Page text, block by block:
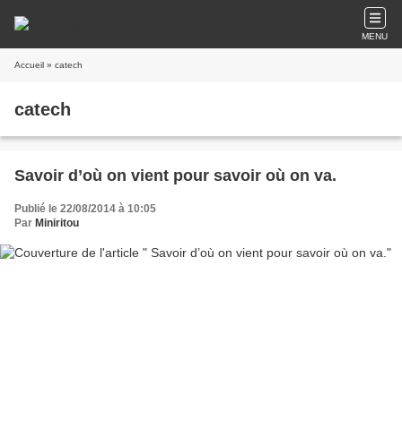
MENU
Accueil » catech
catech
Savoir d’où on vient pour savoir où on va.
Publié le 22/08/2014 à 10:05
Par Miniritou